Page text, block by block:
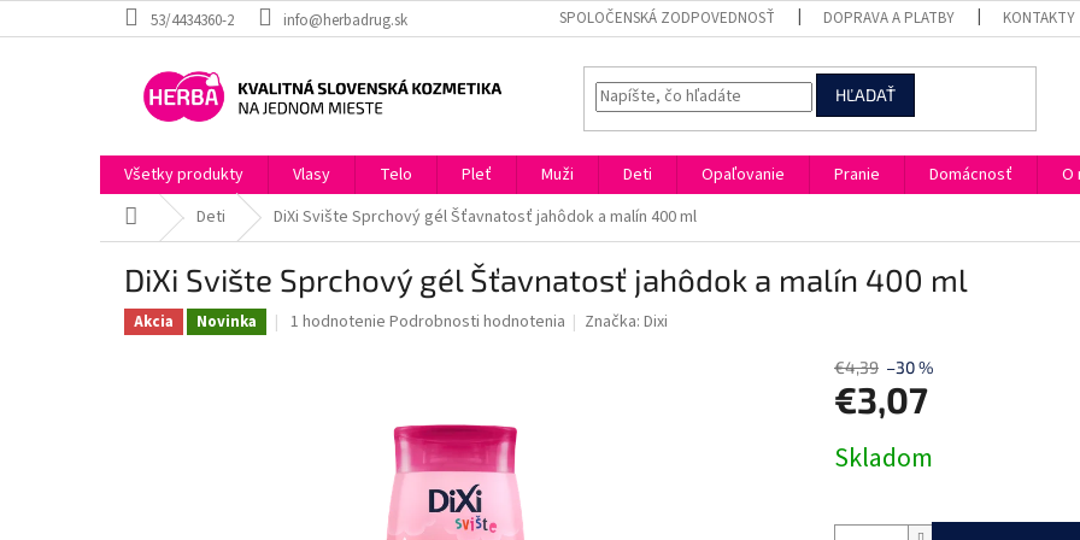
na
53/4434360-2 info@herbadrug.sk SPOLOČENSKÁ ZODPOVEDNOSŤ DOPRAVA A PLATBY KONTAKTY
HĽADAŤ
Všetky produkty Vlasy Telo Pleť Muži Deti Opaľovanie Pranie Domácnosť O
DomovDeti DiXi Svište Sprchový gél Šťavnatosť jahôdok a malín 400 ml
DiXi Svište Sprchový gél Šťavnatosť jahôdok a malín 400 ml
Akcia Novinka
Priemerné
1 hodnotenie Podrobnosti hodnotenia Značka:Dixi
€4,39 –30 %
€3,07
cena:
Skladom